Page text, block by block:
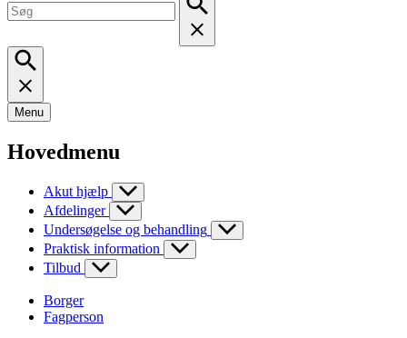
Menu
Hovedmenu
Akut hjælp
Afdelinger
Undersøgelse og behandling
Praktisk information
Tilbud
Borger
Fagperson